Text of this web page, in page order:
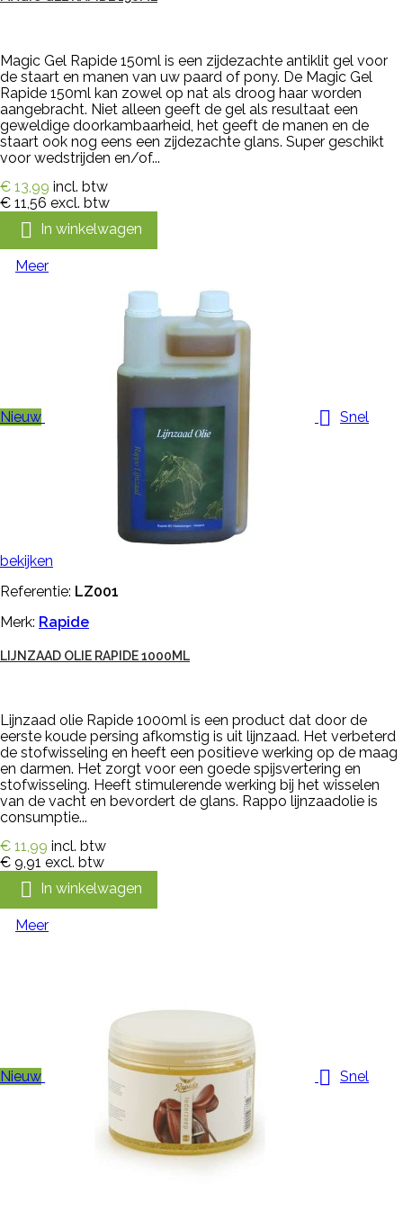
Magic Gel Rapide 150ml is een zijdezachte antiklit gel voor
de staart en manen van uw paard of pony. De Magic Gel
Rapide 150ml kan zowel op nat als droog haar worden
aangebracht. Niet alleen geeft de gel als resultaat een
geweldige doorkambaarheid, het geeft de manen en de
staart ook nog eens een zijdezachte glans. Super geschikt
voor wedstrijden en/of...
€ 13,99 incl. btw
€ 11,56 excl. btw
 In winkelwagen
Meer
Nieuw  Snel
bekijken
Referentie: LZ001
Merk: Rapide
LIJNZAAD OLIE RAPIDE 1000ML
Lijnzaad olie Rapide 1000ml is een product dat door de
eerste koude persing afkomstig is uit lijnzaad. Het verbeterd
de stofwisseling en heeft een positieve werking op de maag
en darmen. Het zorgt voor een goede spijsvertering en
stofwisseling. Heeft stimulerende werking bij het wisselen
van de vacht en bevordert de glans. Rappo lijnzaadolie is
consumptie...
€ 11,99 incl. btw
€ 9,91 excl. btw
 In winkelwagen
Meer
Nieuw  Snel